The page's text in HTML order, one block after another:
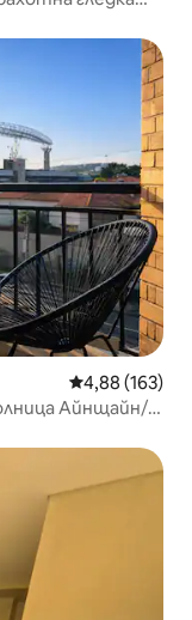
Средна
4,88 (163)
Айнщайн/